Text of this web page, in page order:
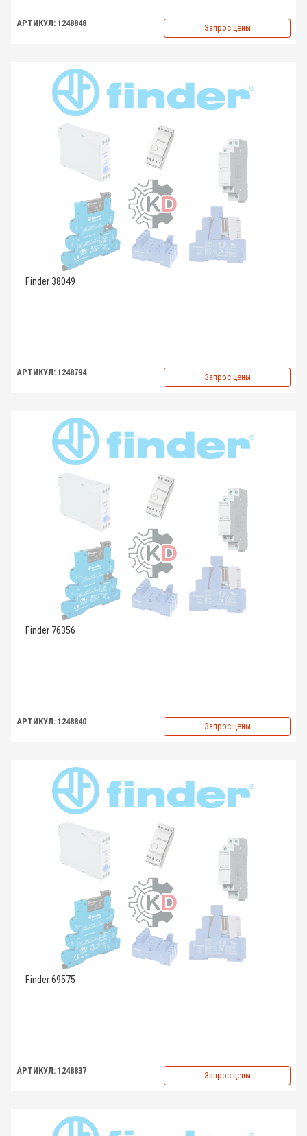
АРТИКУЛ: 1248848 Запрос цены
Finder 38049
АРТИКУЛ: 1248794 Запрос цены
Finder 76356
АРТИКУЛ: 1248840 Запрос цены
Finder 69575
АРТИКУЛ: 1248837 Запрос цены